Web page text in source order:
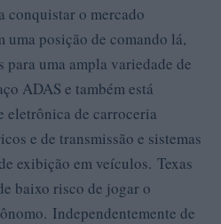
conquistar o mercado
posição de comando lá,
para uma ampla variedade de
ADAS e também está
eletrônica de carroceria
e de transmissão e sistemas
exibição em veículos. Texas
baixo risco de jogar o
Independentemente de